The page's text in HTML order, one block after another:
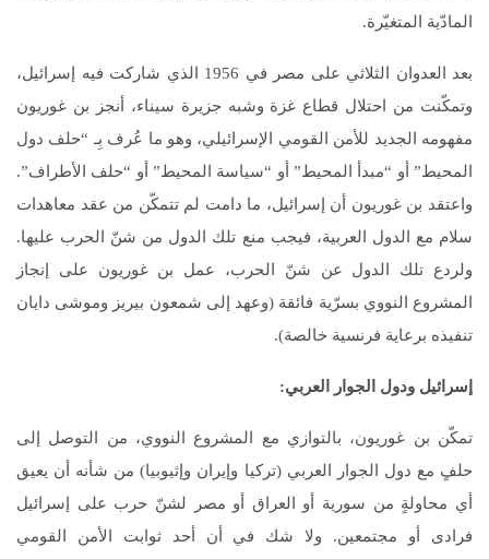
المادّية المتغيّرة.
بعد العدوان الثلاثي على مصر في 1956 الذي شاركت فيه إسرائيل،
وتمكّنت من احتلال قطاع غزة وشبه جزيرة سيناء، أنجز بن غوريون
مفهومه الجديد للأمن القومي الإسرائيلي، وهو ما عُرف بِـ “حلف دول
المحيط” أو “مبدأ المحيط” أو “سياسة المحيط” أو “حلف الأطراف”.
واعتقد بن غوريون أن إسرائيل، ما دامت لم تتمكّن من عقد معاهدات
سلام مع الدول العربية، فيجب منع تلك الدول من شنّ الحرب عليها.
ولردع تلك الدول عن شنّ الحرب، عمل بن غوريون على إنجاز
المشروع النووي بسرّية فائقة (وعهد إلى شمعون بيريز وموشى دايان
تنفيذه برعاية فرنسية خالصة).
إسرائيل ودول الجوار العربي:
تمكّن بن غوريون، بالتوازي مع المشروع النووي، من التوصل إلى
حلفٍ مع دول الجوار العربي (تركيا وإيران وإثيوبيا) من شأنه أن يعيق
أي محاولةٍ من سورية أو العراق أو مصر لشنّ حرب على إسرائيل
فرادى أو مجتمعين. ولا شك في أن أحد ثوابت الأمن القومي